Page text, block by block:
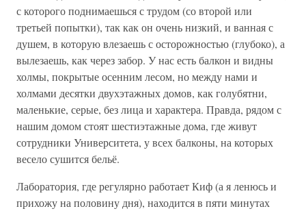
с которого поднимаешься с трудом (со второй или
третьей попытки), так как он очень низкий, и ванная с
душем, в которую влезаешь с осторожностью (глубоко), а
вылезаешь, как через забор. У нас есть балкон и видны
холмы, покрытые осенним лесом, но между нами и
холмами десятки двухэтажных домов, как голубятни,
маленькие, серые, без лица и характера. Правда, рядом с
нашим домом стоят шестиэтажные дома, где живут
сотрудники Университета, у всех балконы, на которых
весело сушится бельё.
Лаборатория, где регулярно работает Киф (а я ленюсь и
прихожу на половину дня), находится в пяти минутах